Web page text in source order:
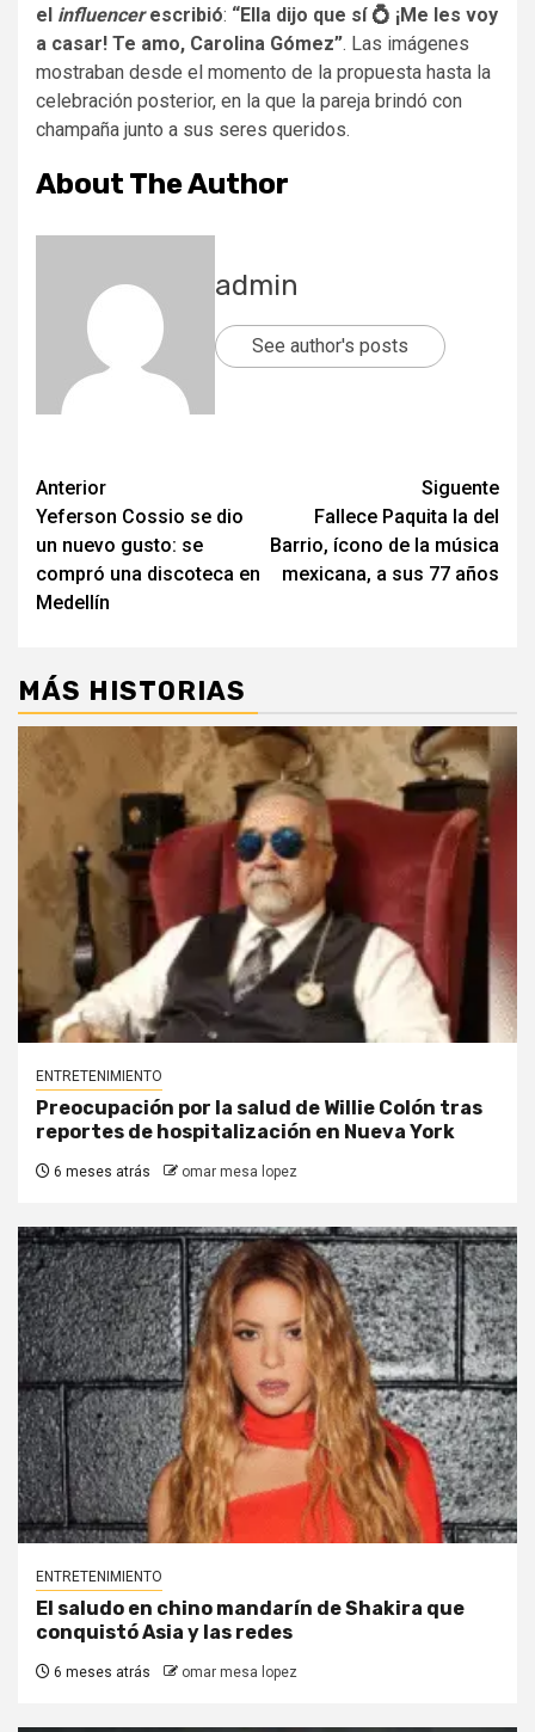
el influencerescribió: “Ella dijo que sí 💍 ¡Me les voy
a casar! Te amo, Carolina Gómez”. Las imágenes
mostraban desde el momento de la propuesta hasta la
celebración posterior, en la que la pareja brindó con
champaña junto a sus seres queridos.
About The Author
admin
See author's posts
Post
navigation
Anterior
Yeferson Cossio se dio
un nuevo gusto: se
compró una discoteca en
Medellín
Siguente
Fallece Paquita la del
Barrio, ícono de la música
mexicana, a sus 77 años
MÁS HISTORIAS
ENTRETENIMIENTO
Preocupación por la salud de Willie Colón tras
reportes de hospitalización en Nueva York
6 meses atrás omar mesa lopez
ENTRETENIMIENTO
El saludo en chino mandarín de Shakira que
conquistó Asia y las redes
6 meses atrás omar mesa lopez